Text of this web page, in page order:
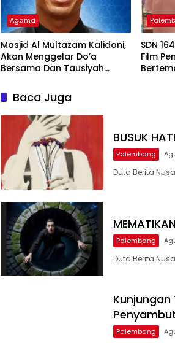
Agama
Masjid Al Multazam Kalidoni,
Akan Menggelar Do’a
Bersama Dan Tausiyah
Dengan Pembicara Ustadz
Qoim Nur’aini M.Pd
SDN
Film
Baca Juga
BUSUK HATI
Palembang
Duta Berita
Palembang
Duta Berita
Kunjungan
Palembang